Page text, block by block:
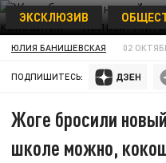
ЭКСКЛЮЗИВ
ЮЛИЯ БАНИШЕВСКАЯ 02
ПОДПИШИТЕСЬ:
Жоге бросили
школе можно,